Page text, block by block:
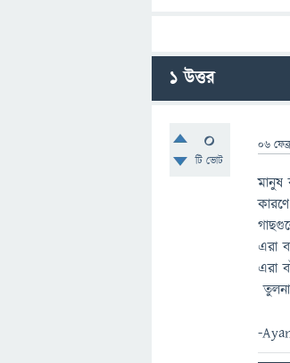
1উত্তর
0
টি ভোট
06
মানুষ
এরা
এরা
-